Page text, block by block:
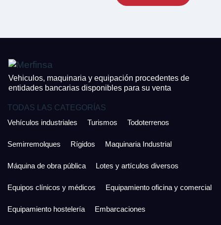
Vehiculos, maquinaria y equipación procedentes de
entidades bancarias disponibles para su venta
TODAS LAS CATEGORÍAS
Vehículos industriales
Turismos Todoterrenos
Semirremolques Rígidos Maquinaria Industrial
Máquina de obra pública Lotes y artículos diversos
Equipos clínicos y médicos Equipamiento oficina y comercial
Equipamiento hostelería Embarcaciones